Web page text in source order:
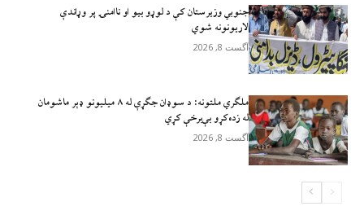
جنوبي وزیرستان کې د لوړو بیو او ناامنۍ پر وړاندې
لاريونونه شوي
آگست 8, 2026
ملګري ملتونه: د سوډان جګړې له ۸ میلیونو ډېر ماشومان
له زده‌کړو بې‌برخې کړي
آگست 8, 2026